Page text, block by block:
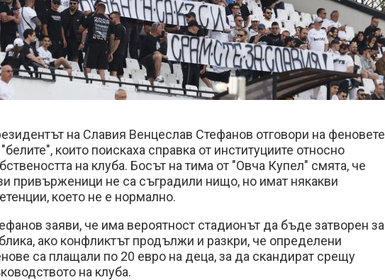
на Славия Венцеслав Стефанов отговори на феновете
които поискаха справка от институциите относно
на клуба. Босът на тима от "Овча Купел" смята, че
привърженици не са съградили нищо, но имат някакви
което не е нормално.
заяви, че има вероятност стадионът да бъде затворен за
ако конфликтът продължи и разкри, че определени
са плащали по 20 евро на деца, за да скандират срещу
на клуба.